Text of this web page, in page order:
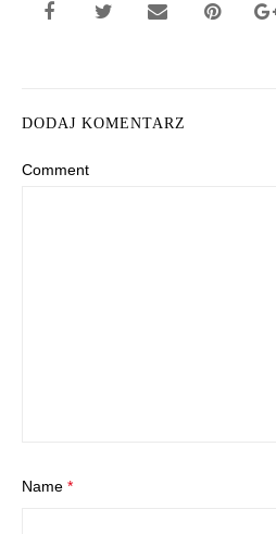
DODAJ KOMENTARZ
Comment
Name *